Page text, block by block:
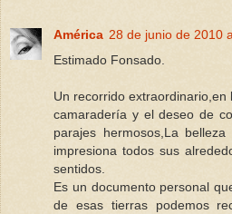
América 28 de junio de 2010
Estimado Fonsado.
Un recorrido
camaradería y el deseo de
parajes hermosos,La
impresiona todos sus
sentidos.
Es un documento personal
de esas tierras podemos